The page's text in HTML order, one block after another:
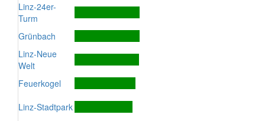
Linz-24er-
Turm
Grünbach
Linz-Neue
Welt
Feuerkogel
Linz-Stadtpark